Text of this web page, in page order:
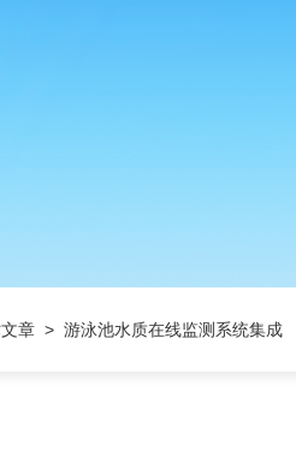
章 > 游泳池水质在线监测系统集成